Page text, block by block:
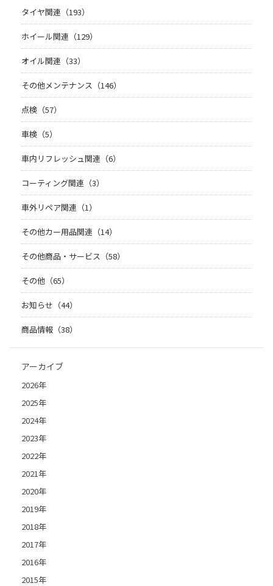
タイヤ関連（193）
ホイール関連（129）
オイル関連（33）
その他メンテナンス（146）
点検（57）
車検（5）
車内リフレッシュ関連（6）
コーティング関連（3）
車外リペア関連（1）
その他カー用品関連（14）
その他商品・サービス（58）
その他（65）
お知らせ（44）
商品情報（38）
アーカイブ
2026年
2025年
2024年
2023年
2022年
2021年
2020年
2019年
2018年
2017年
2016年
2015年